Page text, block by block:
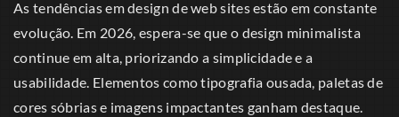
As tendências em design de web sites estão em constante
evolução. Em 2026, espera-se que o design minimalista
continue em alta, priorizando a simplicidade e a
usabilidade. Elementos como tipografia ousada, paletas de
cores sóbrias e imagens impactantes ganham destaque.